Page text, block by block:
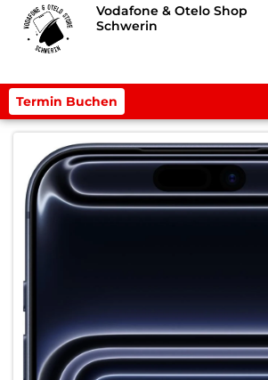
Vodafone & Otelo Shop
Schwerin
Termin Buchen